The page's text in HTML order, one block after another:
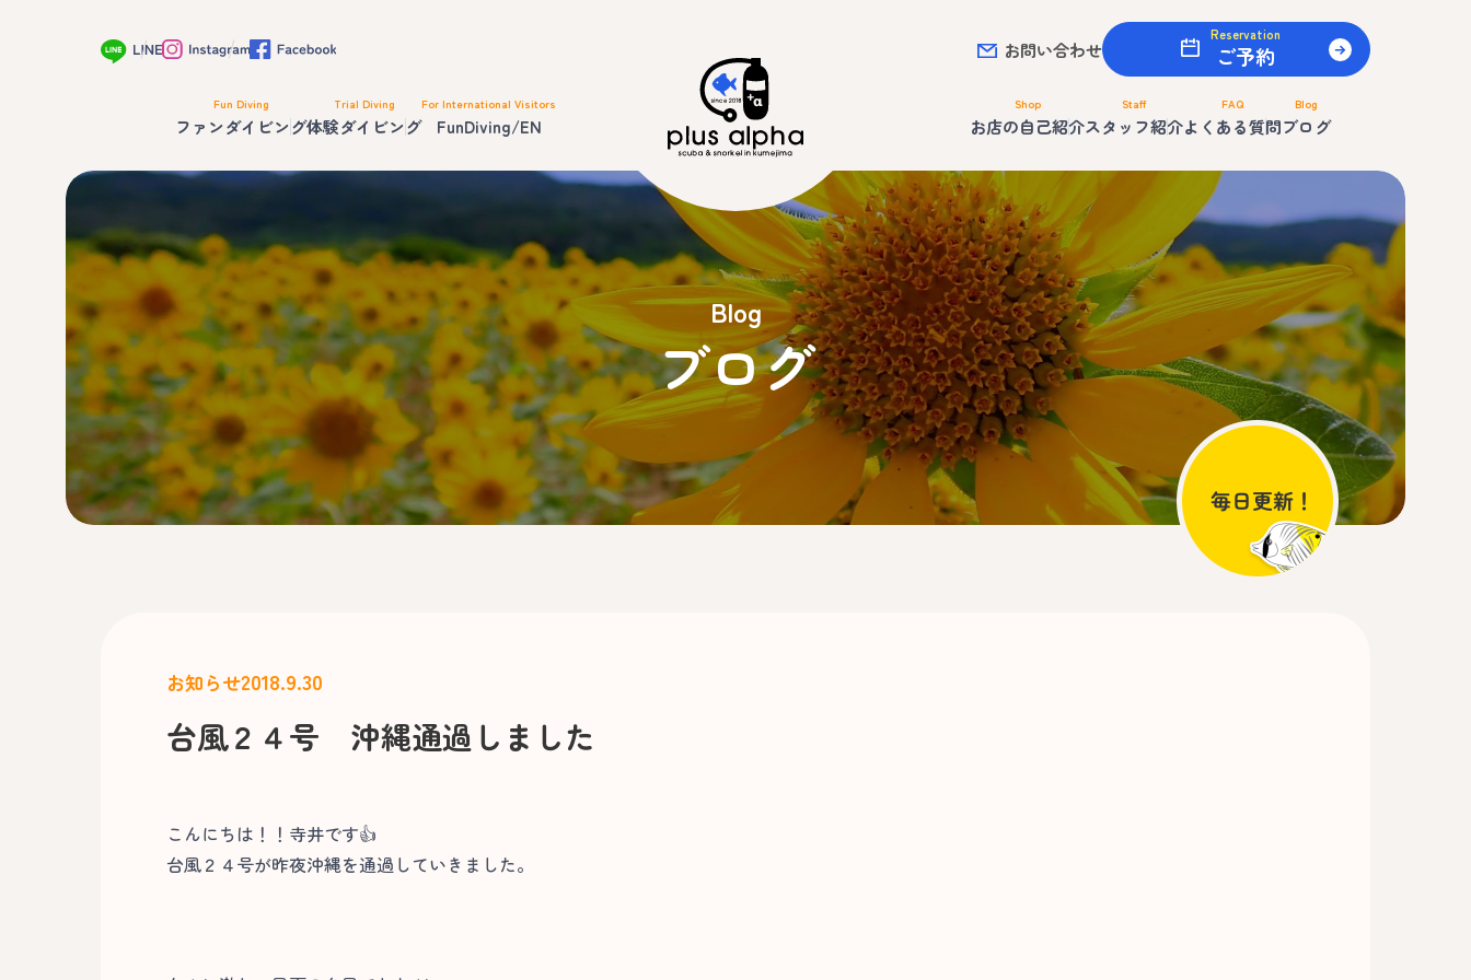
お問い合わせ
Reservation
ご予約
Fun Diving
ファンダイビング
Trial Diving
体験ダイビング
For International Visitors
FunDiving/EN
Shop
お店の自己紹介
Staff
スタッフ紹介
FAQ
よくある質問
Blog
ブログ
Blog
ブログ
お知らせ2018.9.30
台風２４号 沖縄通過しました
こんにちは！！寺井です👍
台風２４号が昨夜沖縄を通過していきました。